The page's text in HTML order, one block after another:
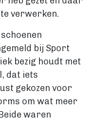
verwerken.
bij Sport
bezig houdt met
dat iets
gekozen voor
om wat meer
waren